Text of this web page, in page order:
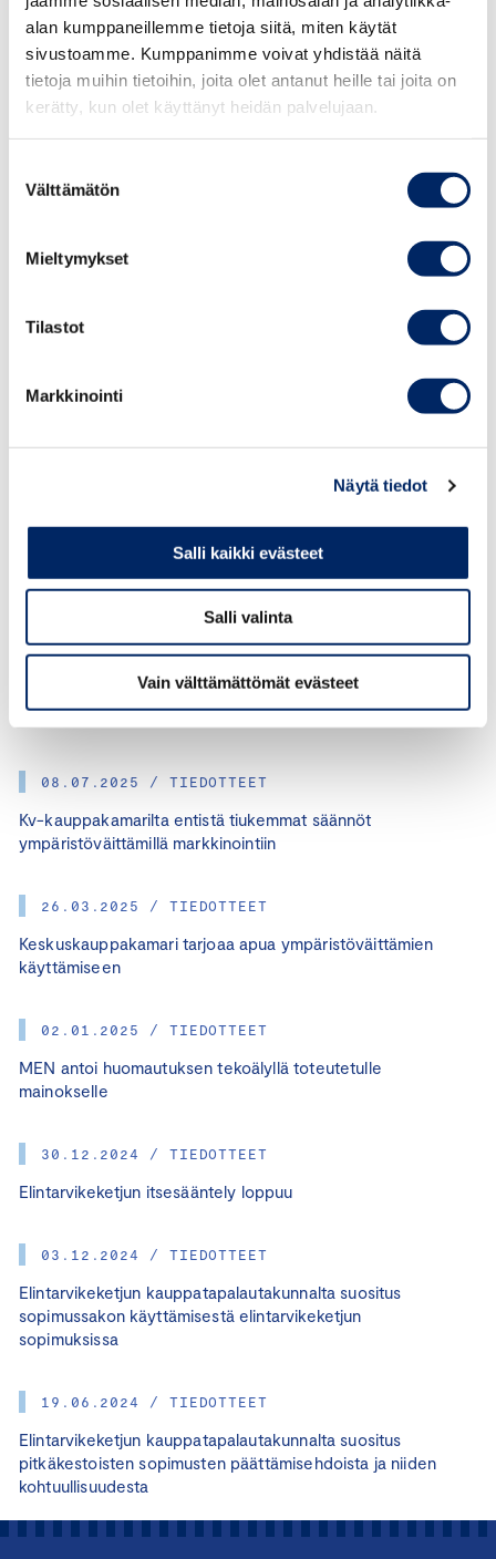
alan kumppaneillemme tietoja siitä, miten käytät
sivustoamme. Kumppanimme voivat yhdistää näitä
tietoja muihin tietoihin, joita olet antanut heille tai joita on
kerätty, kun olet käyttänyt heidän palvelujaan.
valinta
Välttämätön
Mieltymykset
Tilastot
Markkinointi
Näytä tiedot
Salli kaikki evästeet
Salli valinta
Vain välttämättömät evästeet
08.07.2025 / TIEDOTTEET
Kv-kauppakamarilta entistä tiukemmat säännöt
ympäristöväittämillä markkinointiin
26.03.2025 / TIEDOTTEET
Keskuskauppakamari tarjoaa apua ympäristöväittämien
käyttämiseen
02.01.2025 / TIEDOTTEET
MEN antoi huomautuksen tekoälyllä toteutetulle
mainokselle
30.12.2024 / TIEDOTTEET
Elintarvikeketjun itsesääntely loppuu
03.12.2024 / TIEDOTTEET
Elintarvikeketjun kauppatapalautakunnalta suositus
sopimussakon käyttämisestä elintarvikeketjun
sopimuksissa
19.06.2024 / TIEDOTTEET
Elintarvikeketjun kauppatapalautakunnalta suositus
pitkäkestoisten sopimusten päättämisehdoista ja niiden
kohtuullisuudesta
päivittäistavarakaupan alueella, mutta myös muilla
toimialoilla.
Elintarvikeketjun kauppatapalautakunta on
elinkeinoelämän itsesääntelytoimielin, joka edistää hyvää
kauppatapaa elintarvikealalla. Lautakunnan toimintaa
rahoittavat Elintarviketeollisuusliitto ry, Maa- ja
Päivittäistavarakauppa ry. Lautakunta toimii
Lisätietoja:
Elintarvikeketjun kauppatapalautakunnan puheenjohtaja
JAA ARTIKKELI: